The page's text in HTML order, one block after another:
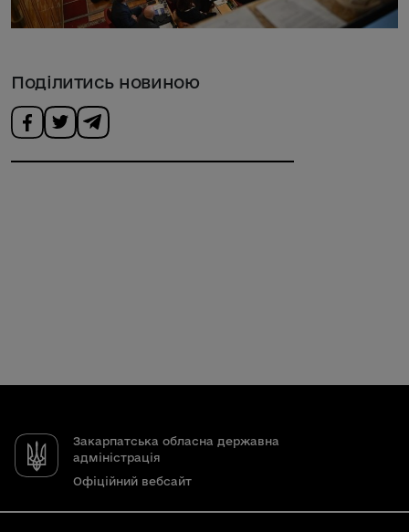
Поділитись новиною
Закарпатська обласна державна
адміністрація
Офіційний вебсайт